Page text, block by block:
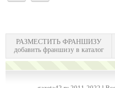
РАЗМЕСТИТЬ ФРАНШИЗУ
добавить франшизу в каталог